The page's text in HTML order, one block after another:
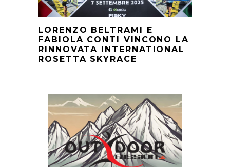
LORENZO BELTRAMI E
FABIOLA CONTI VINCONO LA
RINNOVATA INTERNATIONAL
ROSETTA SKYRACE